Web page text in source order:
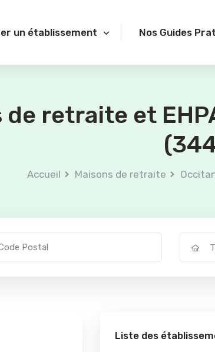
un établissement Nos Guides
de retraite et
Accueil Maisons de retraite
Liste des